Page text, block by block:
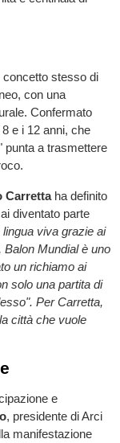
concetto stesso di
con una
Confermato
e i 12 anni, che
punta a trasmettere
Carrettaha definito
diventato parte
viva grazie ai
Mundial è uno
un richiamo ai
solo una partita di
Per Carretta,
città che vuole
e
, presidente di Arci
manifestazione